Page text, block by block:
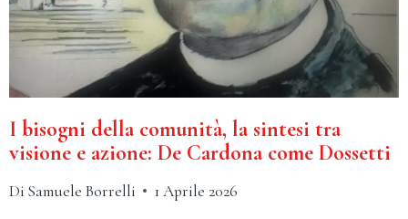
I bisogni della comunità, la sintesi tra
visione e azione: De Cardona come Dossetti
Di Samuele Borrelli 1 Aprile 2026